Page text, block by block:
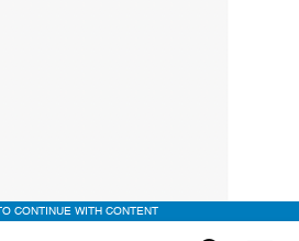
CONTINUE WITH CONTENT